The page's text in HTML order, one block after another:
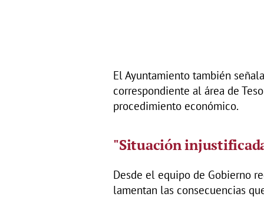
El Ayuntamiento también
correspondiente al área de
procedimiento económico.
"Situación
Desde el equipo de Gobierno
lamentan las consecuencias